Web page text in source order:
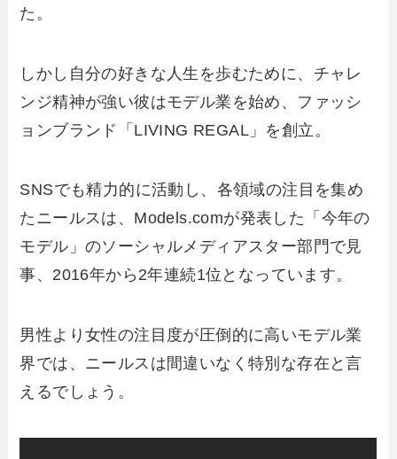
た。
しかし自分の好きな人生を歩むために、チャレ
ンジ精神が強い彼はモデル業を始め、ファッシ
ョンブランド「LIVING REGAL」を創立。
SNSでも精力的に活動し、各領域の注目を集め
たニールスは、Models.comが発表した「今年の
モデル」のソーシャルメディアスター部門で見
事、2016年から2年連続1位となっています。
男性より女性の注目度が圧倒的に高いモデル業
界では、ニールスは間違いなく特別な存在と言
えるでしょう。